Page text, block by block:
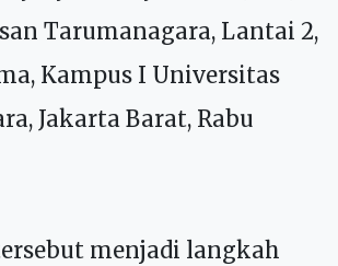
Tarumanagara, Lantai 2,
Kampus I Universitas
Jakarta Barat, Rabu
menjadi langkah